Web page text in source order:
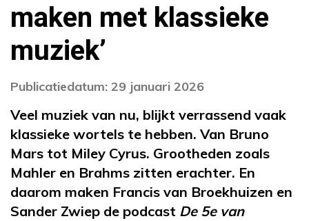
maken met klassieke
muziek’
Publicatiedatum: 29 januari 2026
Veel muziek van nu, blijkt verrassend vaak
klassieke wortels te hebben. Van Bruno
Mars tot Miley Cyrus. Grootheden zoals
Mahler en Brahms zitten erachter. En
daarom maken Francis van Broekhuizen en
Sander Zwiep de podcast De 5e van